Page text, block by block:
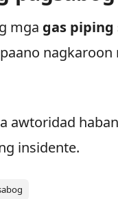
mga gas piping
awtoridad
insidente.